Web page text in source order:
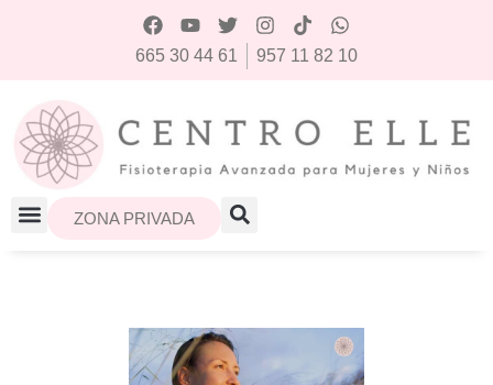
665 30 44 61 957 11 82 10
ZONA PRIVADA